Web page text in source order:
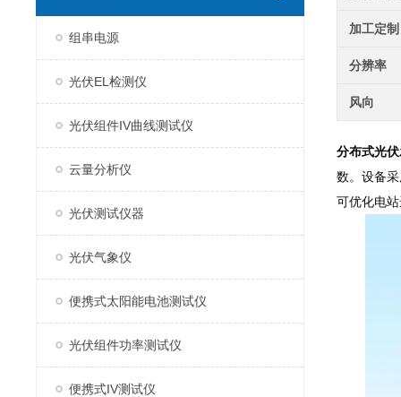
组串电源
光伏EL检测仪
光伏组件IV曲线测试仪
云量分析仪
光伏测试仪器
光伏气象仪
便携式太阳能电池测试仪
光伏组件功率测试仪
便携式IV测试仪
加工定制
分辨率
风向
分布式光
数。设备
可优化电